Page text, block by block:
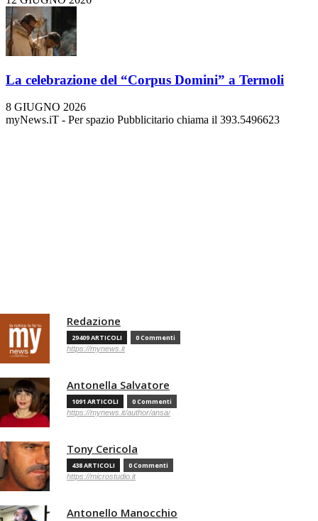
La celebrazione del “Corpus Domini” a Termoli
8 GIUGNO 2026
myNews.iT - Per spazio Pubblicitario chiama il 393.5496623
Redazione
29409 ARTICOLI 0 Commenti
https://mynews.it
Antonella Salvatore
1091 ARTICOLI 0 Commenti
https://mynews.it/author/ansa/
Tony Cericola
438 ARTICOLI 0 Commenti
https://microstudio.it
Antonello Manocchio